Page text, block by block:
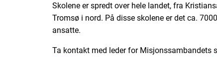
Skolene er spredt over hele landet, fra
Tromsø i nord. På disse skolene er det ca.
ansatte.
Ta kontakt med leder for Misjonssambandets